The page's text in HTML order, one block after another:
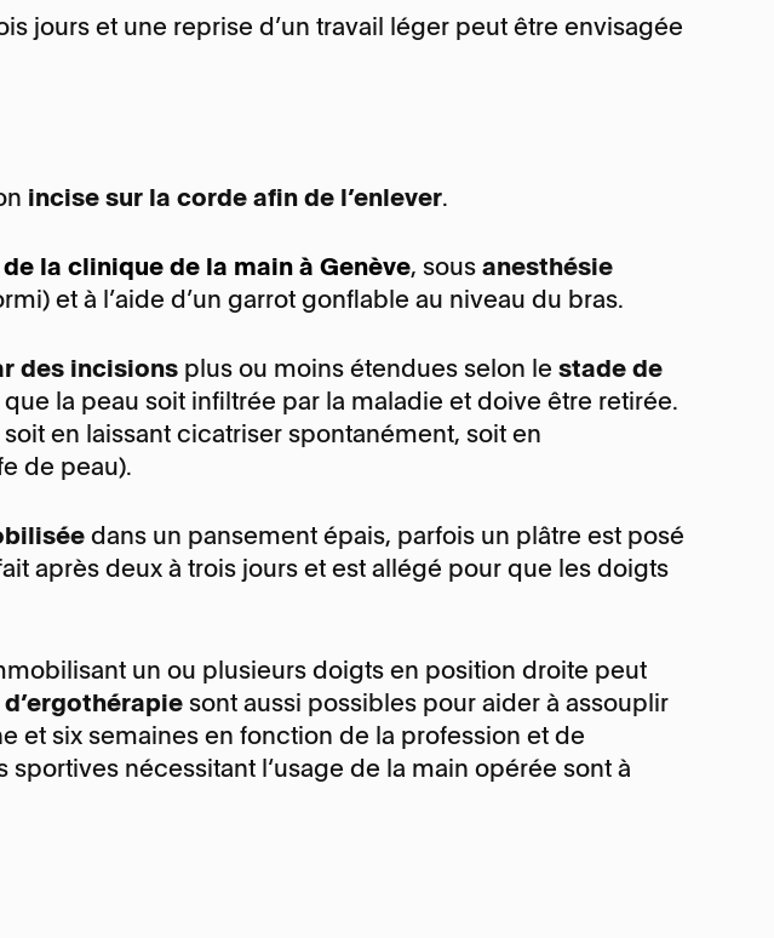
jours et une reprise d’un travail léger peut être envisagée
incise sur la corde afin de l’enlever.
la clinique de la main à Genève, sous anesthésie
et à l’aide d’un garrot gonflable au niveau du bras.
des incisions plus ou moins étendues selon le stade de
la peau soit infiltrée par la maladie et doive être retirée.
en laissant cicatriser spontanément, soit en
de peau).
dans un pansement épais, parfois un plâtre est posé
après deux à trois jours et est allégé pour que les doigts
un ou plusieurs doigts en position droite peut
sont aussi possibles pour aider à assouplir
et six semaines en fonction de la profession et de
sportives nécessitant l‘usage de la main opérée sont à